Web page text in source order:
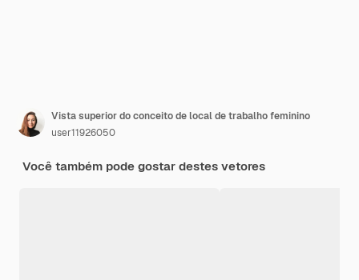
Vista superior do conceito de local de trabalho feminino
user11926050
Você também pode gostar destes vetores